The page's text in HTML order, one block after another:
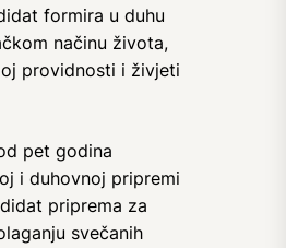
formira u duhu
načinu života,
providnosti i živjeti
pet godina
i duhovnoj pripremi
priprema za
svečanih